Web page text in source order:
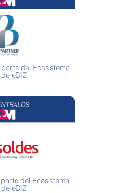
parte del Ecosistema
eBIZ
parte del Ecosistema
eBIZ